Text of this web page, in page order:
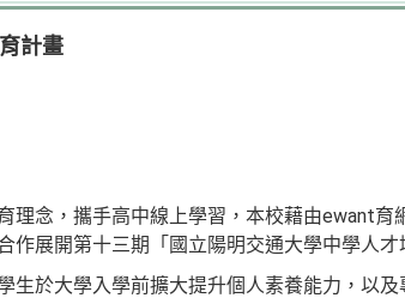
計畫
理念，攜手高中線上學習，本校藉由ewant
作展開第十三期「國立陽明交通大學中學人才
生於大學入學前擴大提升個人素養能力，以